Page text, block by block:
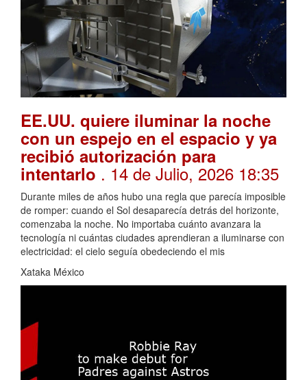
EE.UU. quiere iluminar la noche
con un espejo en el espacio y ya
recibió autorización para
intentarlo . 14 de Julio, 2026 18:35
Durante miles de años hubo una regla que parecía imposible
de romper: cuando el Sol desaparecía detrás del horizonte,
comenzaba la noche. No importaba cuánto avanzara la
tecnología ni cuántas ciudades aprendieran a iluminarse con
electricidad: el cielo seguía obedeciendo el mis
Xataka México